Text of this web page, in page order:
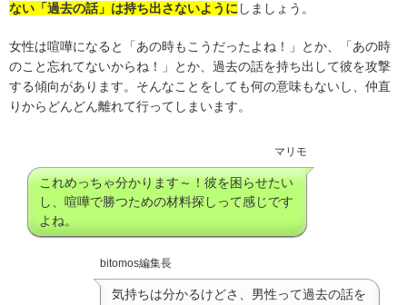
ない「過去の話」は持ち出さないように しましょう。
女性は喧嘩になると「あの時もこうだったよね！」とか、「あの時
のこと忘れてないからね！」とか、過去の話を持ち出して彼を攻撃
する傾向があります。そんなことをしても何の意味もないし、仲直
りからどんどん離れて行ってしまいます。
マリモ
これめっちゃ分かります～！彼を困らせたい
し、喧嘩で勝つための材料探しって感じです
よね。
bitomos編集長
気持ちは分かるけどさ、男性って過去の話を